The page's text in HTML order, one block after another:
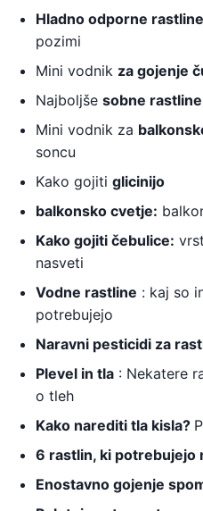
Hladno odporne rastline
pozimi
Mini vodnik za gojenje
Najboljše sobne rastline
Mini vodnik za
soncu
Kako gojiti glicinijo
balkonsko cvetje:
Kako gojiti čebulice:
nasveti
Vodne rastline : kaj so
potrebujejo
Naravni pesticidi za
Plevel in tla : Nekatere
o tleh
Kako narediti tla kisla?
6 rastlin, ki potrebujejo
Enostavno gojenje